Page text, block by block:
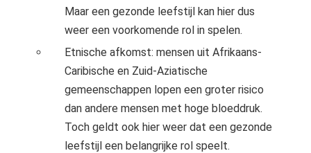
Maar een gezonde leefstijl kan hier dus
weer een voorkomende rol in spelen.
Etnische afkomst: mensen uit Afrikaans-
Caribische en Zuid-Aziatische
gemeenschappen lopen een groter risico
dan andere mensen met hoge bloeddruk.
Toch geldt ook hier weer dat een gezonde
leefstijl een belangrijke rol speelt.